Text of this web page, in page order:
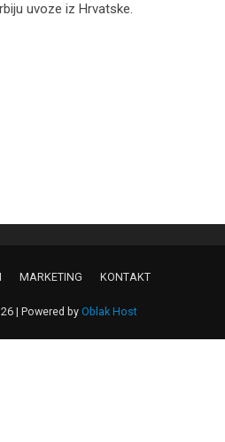
uvoze iz Hrvatske.
MARKETING KONTAKT
| Powered byOblak Host